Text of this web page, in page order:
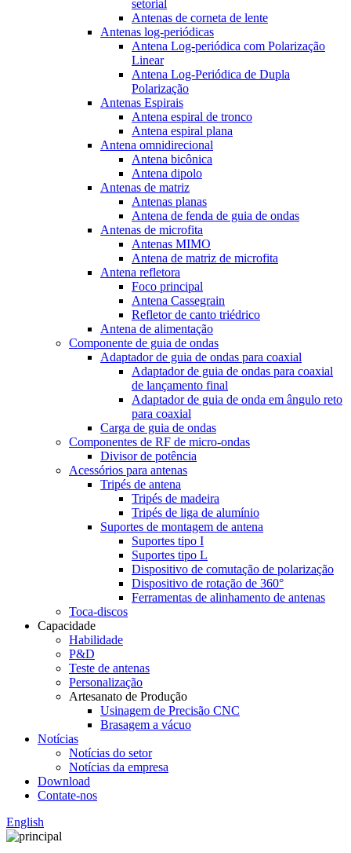
setorial
Antenas de corneta de lente
Antenas log-periódicas
Antena Log-periódica com Polarização
Linear
Antena Log-Periódica de Dupla
Polarização
Antenas Espirais
Antena espiral de tronco
Antena espiral plana
Antena omnidirecional
Antena bicônica
Antena dipolo
Antenas de matriz
Antenas planas
Antena de fenda de guia de ondas
Antenas de microfita
Antenas MIMO
Antena de matriz de microfita
Antena refletora
Foco principal
Antena Cassegrain
Refletor de canto triédrico
Antena de alimentação
Componente de guia de ondas
Adaptador de guia de ondas para coaxial
Adaptador de guia de ondas para coaxial
de lançamento final
Adaptador de guia de onda em ângulo reto
para coaxial
Carga de guia de ondas
Componentes de RF de micro-ondas
Divisor de potência
Acessórios para antenas
Tripés de antena
Tripés de madeira
Tripés de liga de alumínio
Suportes de montagem de antena
Suportes tipo I
Suportes tipo L
Dispositivo de comutação de polarização
Dispositivo de rotação de 360°
Ferramentas de alinhamento de antenas
Toca-discos
Capacidade
Habilidade
P&D
Teste de antenas
Personalização
Artesanato de Produção
Usinagem de Precisão CNC
Brasagem a vácuo
Notícias
Notícias do setor
Notícias da empresa
Download
Contate-nos
English